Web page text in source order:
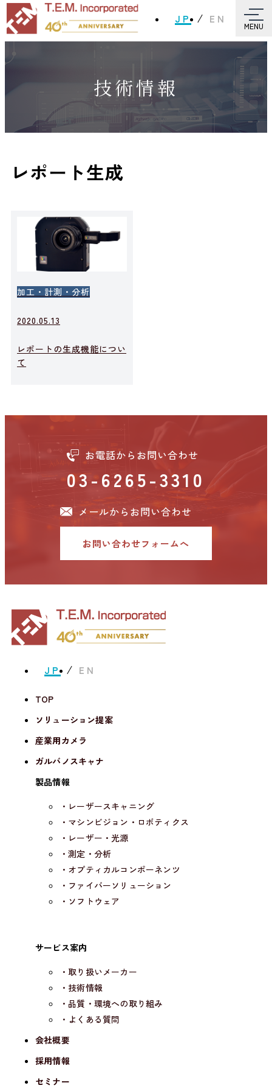
JP EN
MENU
技術情報
レポート生成
加工・計測・分析
2020.05.13
レポートの生成機能につい
て
お電話からお問い合わせ
03-6265-3310
メールからお問い合わせ
お問い合わせフォームへ
JP EN
TOP
ソリューション提案
産業用カメラ
ガルバノスキャナ
製品情報
・レーザースキャニング
・マシンビジョン・ロボティクス
・レーザー・光源
・測定・分析
・オプティカルコンポーネンツ
・ファイバーソリューション
・ソフトウェア
サービス案内
・取り扱いメーカー
・技術情報
・品質・環境への取り組み
・よくある質問
会社概要
採用情報
セミナー